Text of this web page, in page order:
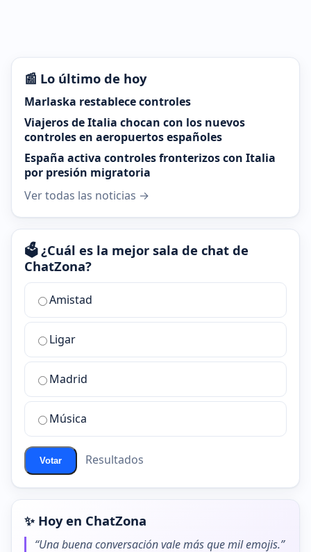
📰 Lo último de hoy
Marlaska restablece controles
Viajeros de Italia chocan con los nuevos
controles en aeropuertos españoles
España activa controles fronterizos con Italia
por presión migratoria
Ver todas las noticias →
🗳️ ¿Cuál es la mejor sala de chat de
ChatZona?
¿Cuál
la
mejor
sala
chat
ChatZona?
Amistad
Ligar
Madrid
Música
Votar Resultados
✨ Hoy en ChatZona
“Una buena conversación vale más que mil emojis.”